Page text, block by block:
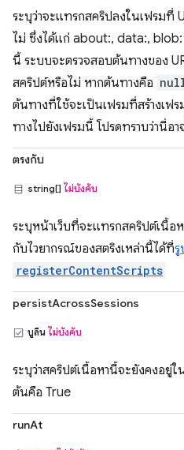
ระบุว่าจะแทรกสคริปลงในเฟรมที่
ไม่ ซึ่งได้แก่ about:, data:,
นี้ ระบบจะตรวจสอบต้นทางของ
สคริปต์หรือไม่ หากต้นทางคือ
ต้นทางที่ใช้จะเป็นเฟรมที่สร้างเฟ
ทางไปยังเฟรมนี้ โปรดทราบว่านี่อ
ตรงกับ
string[] ไม่บังคับ
ระบุหน้าเว็บที่จะแทรกสคริปต์เนื้อห
กับไวยากรณ์ของสตริงเหล่านี้ได้ที่
registerContentScripts
persistAcrossSessions
บูลีน ไม่บังคับ
ระบุว่าสคริปต์เนื้อหานี้จะยังคงอยู่
ต้นคือ True
runAt